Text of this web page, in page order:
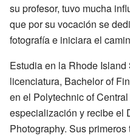
su profesor, tuvo mucha
que por su vocación se
fotografía e iniciara el
Estudia en la Rhode
licenciatura, Bachelor of
en el Polytechnic of
especialización y recibe el
Photography. Sus